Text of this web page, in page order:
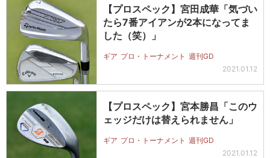
【プロスペック】宮田成華「気づい
たら7番アイアンが2本になってま
した（笑）」
ギア プロ・トーナメント 週刊GD
2021.01.12
【プロスペック】宮本勝昌「このウ
ェッジだけは替えられません」
ギア プロ・トーナメント 週刊GD
2021.01.12